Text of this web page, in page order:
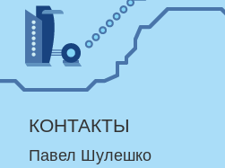
КОНТАКТЫ
Павел Шулешко